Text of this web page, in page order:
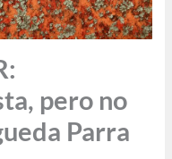
pero no
Parra